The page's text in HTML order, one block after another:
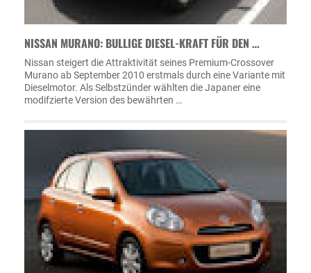
NISSAN MURANO: BULLIGE DIESEL-KRAFT FÜR DEN …
Nissan steigert die Attraktivität seines Premium-Crossover
Murano ab September 2010 erstmals durch eine Variante mit
Dieselmotor. Als Selbstzünder wählten die Japaner eine
modifzierte Version des bewährten …